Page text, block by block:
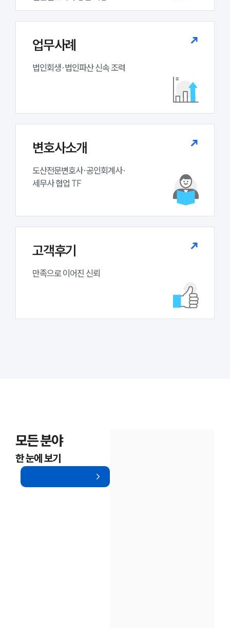
업무사례
법인회생·법인파산 신속 조력
변호사소개
도산전문변호사·공인회계사·
세무사 협업 TF
고객후기
만족으로 이어진 신뢰
모든 분야
한 눈에 보기